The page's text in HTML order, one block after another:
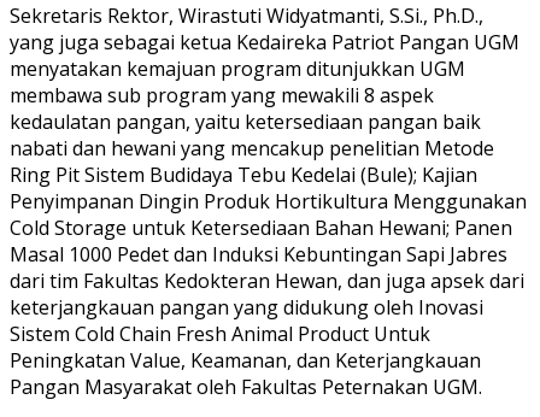
Sekretaris Rektor, Wirastuti Widyatmanti, S.Si., Ph.D.,
yang juga sebagai ketua Kedaireka Patriot Pangan UGM
menyatakan kemajuan program ditunjukkan UGM
membawa sub program yang mewakili 8 aspek
kedaulatan pangan, yaitu ketersediaan pangan baik
nabati dan hewani yang mencakup penelitian Metode
Ring Pit Sistem Budidaya Tebu Kedelai (Bule); Kajian
Penyimpanan Dingin Produk Hortikultura Menggunakan
Cold Storage untuk Ketersediaan Bahan Hewani; Panen
Masal 1000 Pedet dan Induksi Kebuntingan Sapi Jabres
dari tim Fakultas Kedokteran Hewan, dan juga apsek dari
keterjangkauan pangan yang didukung oleh Inovasi
Sistem Cold Chain Fresh Animal Product Untuk
Peningkatan Value, Keamanan, dan Keterjangkauan
Pangan Masyarakat oleh Fakultas Peternakan UGM.